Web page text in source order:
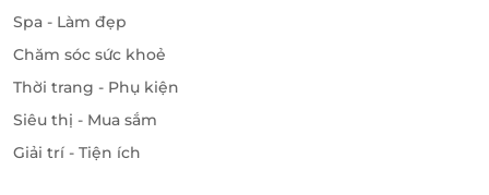
Spa - Làm đẹp
Chăm sóc sức khoẻ
Thời trang - Phụ kiện
Siêu thị - Mua sắm
Giải trí - Tiện ích